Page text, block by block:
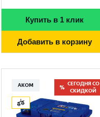
Купить в 1 клик
Добавить в корзину
АКОМ
СЕГОДНЯ СО
СКИДКОЙ